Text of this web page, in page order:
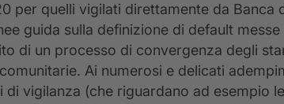
per quelli vigilati direttamente da Banca
guida sulla definizione di default
di un processo di convergenza degli
Ai numerosi e delicati
vigilanza (che riguardano ad esempio